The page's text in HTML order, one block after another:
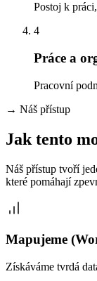
Postoj k
4
Práce a
Pracovní
→ Náš přístup
Jak tento
Náš přístup tvoří
které pomáhají
Mapujeme
Získáváme tvrdá